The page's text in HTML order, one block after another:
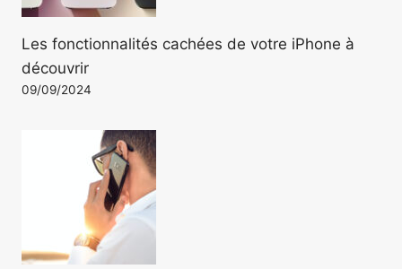
Les fonctionnalités cachées de votre iPhone à
découvrir
09/09/2024